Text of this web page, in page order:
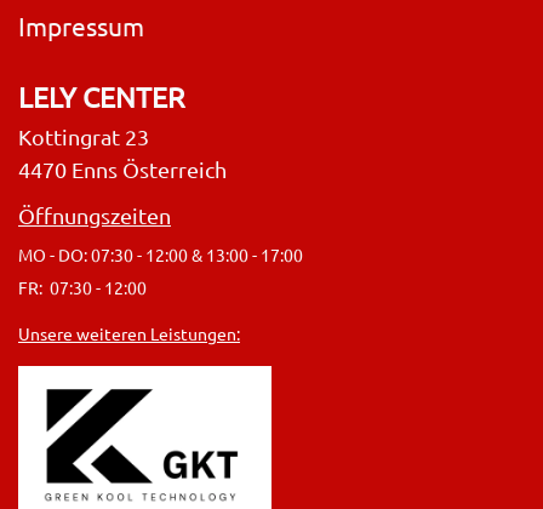
Impressum
LELY CENTER
Kottingrat 23
4470 Enns Österreich
Öffnungszeiten
MO - DO: 07:30 - 12:00 & 13:00 - 17:00
FR: 07:30 - 12:00
Unsere weiteren Leistungen: